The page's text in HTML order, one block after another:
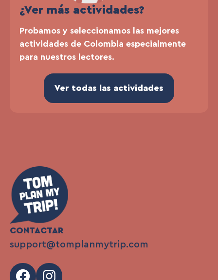
¿Ver más actividades?
Probamos y seleccionamos las mejores
actividades de Colombia especialmente
para nuestros lectores.
Ver todas las actividades
CONTACTAR
support@tomplanmytrip.com
FacebookInstagram